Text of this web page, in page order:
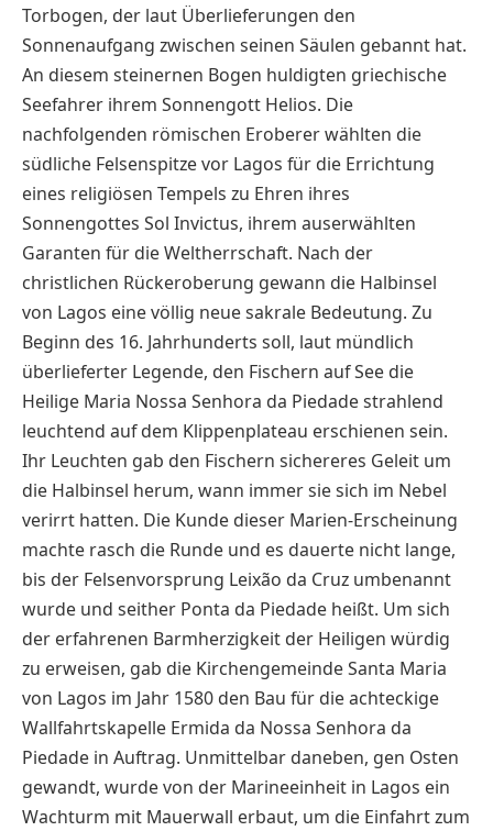
Torbogen, der laut Überlieferungen den
Sonnenaufgang zwischen seinen Säulen gebannt hat.
An diesem steinernen Bogen huldigten griechische
Seefahrer ihrem Sonnengott Helios. Die
nachfolgenden römischen Eroberer wählten die
südliche Felsenspitze vor Lagos für die Errichtung
eines religiösen Tempels zu Ehren ihres
Sonnengottes Sol Invictus, ihrem auserwählten
Garanten für die Weltherrschaft. Nach der
christlichen Rückeroberung gewann die Halbinsel
von Lagos eine völlig neue sakrale Bedeutung. Zu
Beginn des 16. Jahrhunderts soll, laut mündlich
überlieferter Legende, den Fischern auf See die
Heilige Maria Nossa Senhora da Piedade strahlend
leuchtend auf dem Klippenplateau erschienen sein.
Ihr Leuchten gab den Fischern sichereres Geleit um
die Halbinsel herum, wann immer sie sich im Nebel
verirrt hatten. Die Kunde dieser Marien-Erscheinung
machte rasch die Runde und es dauerte nicht lange,
bis der Felsenvorsprung Leixão da Cruz umbenannt
wurde und seither Ponta da Piedade heißt. Um sich
der erfahrenen Barmherzigkeit der Heiligen würdig
zu erweisen, gab die Kirchengemeinde Santa Maria
von Lagos im Jahr 1580 den Bau für die achteckige
Wallfahrtskapelle Ermida da Nossa Senhora da
Piedade in Auftrag. Unmittelbar daneben, gen Osten
gewandt, wurde von der Marineeinheit in Lagos ein
Wachturm mit Mauerwall erbaut, um die Einfahrt zum